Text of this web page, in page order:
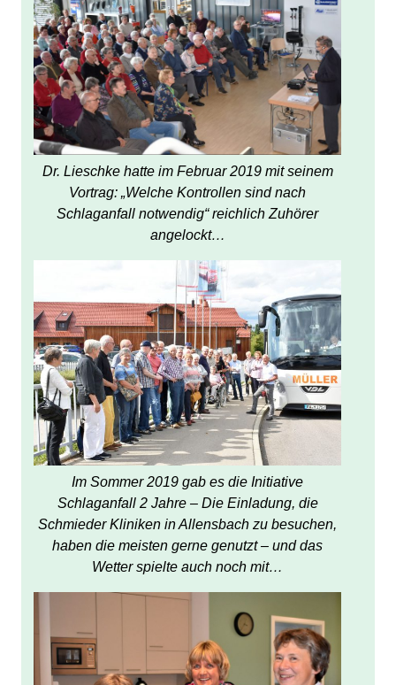
Dr. Lieschke hatte im Februar 2019 mit seinem
Vortrag: „Welche Kontrollen sind nach
Schlaganfall notwendig“ reichlich Zuhörer
angelockt…
Im Sommer 2019 gab es die Initiative
Schlaganfall 2 Jahre – Die Einladung, die
Schmieder Kliniken in Allensbach zu besuchen,
haben die meisten gerne genutzt – und das
Wetter spielte auch noch mit…